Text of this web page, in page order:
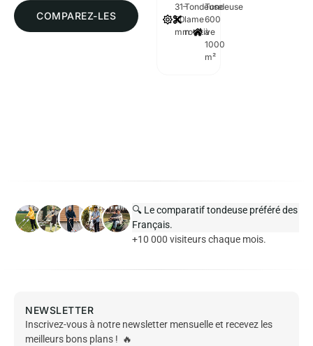
COMPAREZ-LES
31–
80
mm
Tondeuse
lame
rotative
Tondeuse
600
à
1000
m²
🔍 Le comparatif tondeuse préféré des
Français.
+10 000 visiteurs chaque mois.
NEWSLETTER
Inscrivez-vous à notre newsletter mensuelle et recevez les
meilleurs bons plans ! 🔥